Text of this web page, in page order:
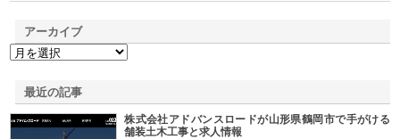
アーカイブ
最近の記事
株式会社アドバンスロードが山形県鶴岡市で手がける
舗装土木工事と求人情報